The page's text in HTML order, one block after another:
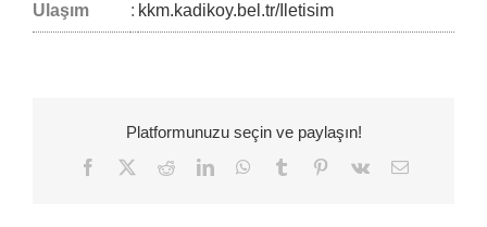
Ulaşım : kkm.kadikoy.bel.tr/Iletisim
Platformunuzu seçin ve paylaşın!
Facebook
TwitterRedditLinkedInWhatsApp
Tumblr Pinterest
Vk
E-